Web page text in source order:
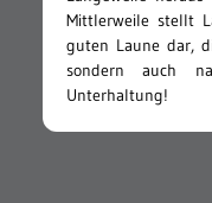
Mittlerweile stellt
guten Laune dar,
sondern auch
Unterhaltung!